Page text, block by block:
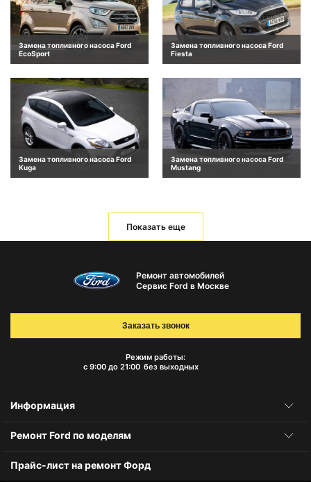
Замена топливного насоса Ford
EcoSport
Замена топливного насоса Ford
Fiesta
Замена топливного насоса Ford
Kuga
Замена топливного насоса Ford
Mustang
Показать еще
Ремонт автомобилей
Сервис Ford в Москве
Режим работы:
с 9:00 до 21:00 без выходных
Заказать звонок
Информация
Ремонт Ford по моделям
Прайс-лист на ремонт Форд